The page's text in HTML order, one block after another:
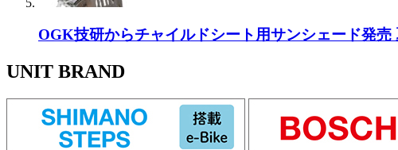
OGK技研からチャイルドシート用サンシェード発売
UNIT BRAND